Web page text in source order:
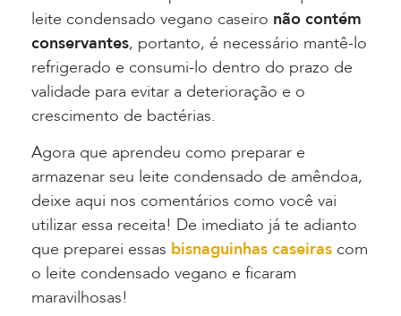
leite condensado vegano caseiro não contém
conservantes, portanto, é necessário mantê-lo
refrigerado e consumi-lo dentro do prazo de
validade para evitar a deterioração e o
crescimento de bactérias.
Agora que aprendeu como preparar e
armazenar seu leite condensado de amêndoa,
deixe aqui nos comentários como você vai
utilizar essa receita! De imediato já te adianto
que preparei essas bisnaguinhas caseiras com
o leite condensado vegano e ficaram
maravilhosas!